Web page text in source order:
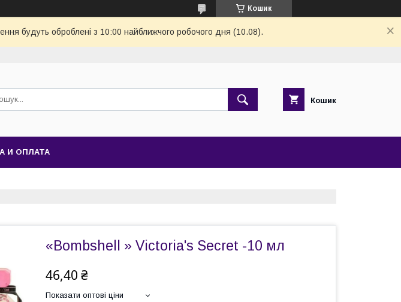
Кошик
будуть оброблені з 10:00 найближчого робочого дня (10.08).
Кошик
И ОПЛАТА
«Bombshell » Victoria's Secret -10 мл
46,40 ₴
Показати оптові ціни